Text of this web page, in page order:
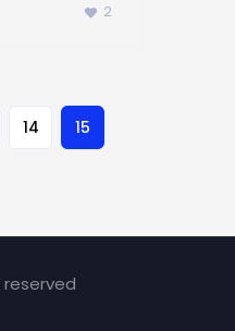
2
14 15
reserved